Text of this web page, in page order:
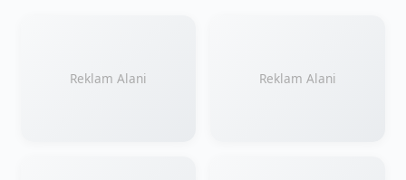
Reklam Alani Reklam Alani